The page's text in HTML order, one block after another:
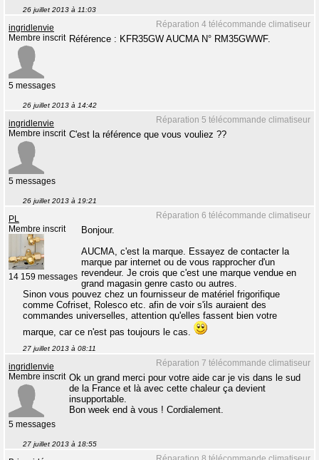
26 juillet 2013 à 11:03
Réparation 4 télécommande climatiseur
ingridlenvie
Membre inscrit
5 messages
Référence : KFR35GW AUCMA N° RM35GWWF.
26 juillet 2013 à 14:42
Réparation 5 télécommande climatiseur
ingridlenvie
Membre inscrit
5 messages
C'est la référence que vous vouliez ??
26 juillet 2013 à 19:21
Réparation 6 télécommande climatiseur
PL
Membre inscrit
14 159 messages
Bonjour.
AUCMA, c'est la marque. Essayez de contacter la
marque par internet ou de vous rapprocher d'un
revendeur. Je crois que c'est une marque vendue en
grand magasin genre casto ou autres.
Sinon vous pouvez chez un fournisseur de matériel frigorifique
comme Cofriset, Rolesco etc. afin de voir s'ils auraient des
commandes universelles, attention qu'elles fassent bien votre
marque, car ce n'est pas toujours le cas.
27 juillet 2013 à 08:11
Réparation 7 télécommande climatiseur
ingridlenvie
Membre inscrit
5 messages
Ok un grand merci pour votre aide car je vis dans le sud
de la France et là avec cette chaleur ça devient
insupportable.
Bon week end à vous ! Cordialement.
27 juillet 2013 à 18:55